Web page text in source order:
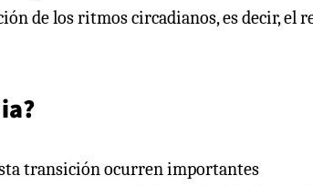
de los ritmos circadianos, es decir, el
transición ocurren importantes